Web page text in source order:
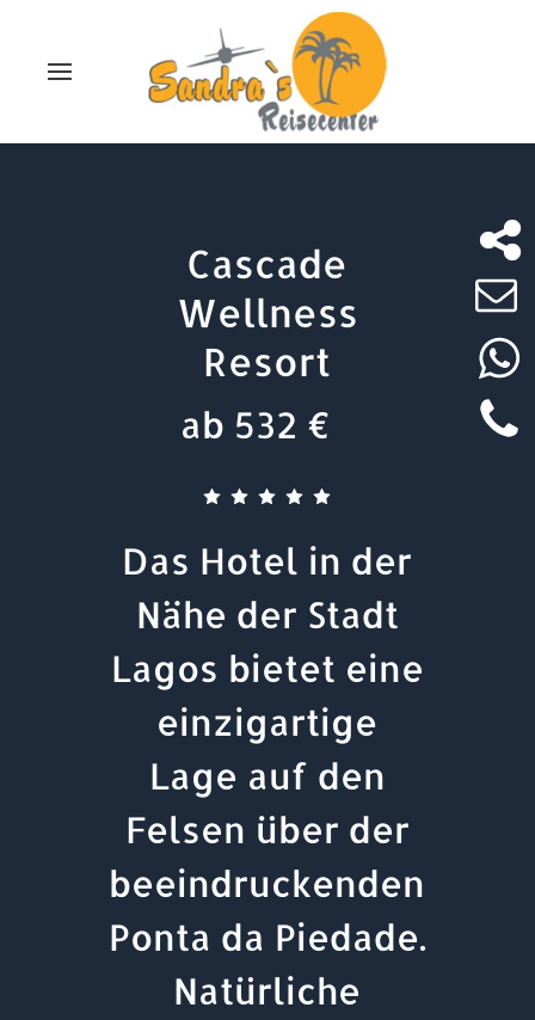
Cascade
Wellness
Resort
ab 532 €
Das Hotel in der
Nähe der Stadt
Lagos bietet eine
einzigartige
Lage auf den
Felsen über der
beeindruckenden
Ponta da Piedade.
Natürliche